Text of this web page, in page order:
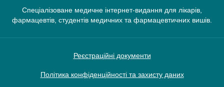
Спеціалізоване медичне інтернет-видання для лікарів,
фармацевтів, студентів медичних та фармацевтичних вишів.
Реєстраційні документи
Політика конфіденційності та захисту даних